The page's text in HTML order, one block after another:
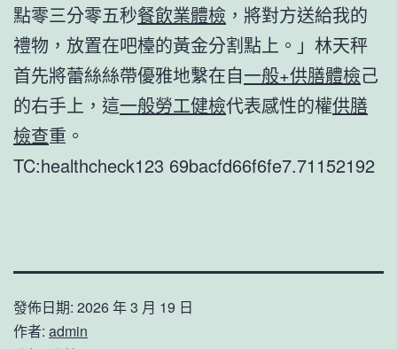
點零三分零五秒餐飲業體檢 ，將對方送給我的
禮物，放置在吧檯的黃金分割點上。」林天秤
首先將蕾絲絲帶優雅地繫在自一般+供膳體檢己
的右手上，這一般勞工健檢代表感性的權供膳
檢查重。
TC:healthcheck123 69bacfd66f6fe7.71152192
發佈日期: 2026 年 3 月 19 日
作者: admin